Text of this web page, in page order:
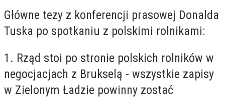
Główne tezy z konferencji prasowej Donalda
Tuska po spotkaniu z polskimi rolnikami:
1. Rząd stoi po stronie polskich rolników w
negocjacjach z Brukselą - wszystkie zapisy
w Zielonym Ładzie powinny zostać